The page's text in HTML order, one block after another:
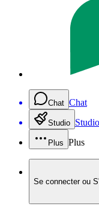
Chat Chat
Studio Studio
Plus Plus
Se connecter ou